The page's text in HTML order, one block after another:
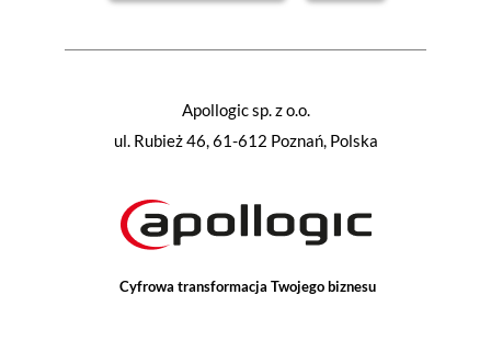
Cyfrowa transformacja Twojego biznesu
Apollogic sp. z o.o.
ul. Rubież 46, 61-612 Poznań, Polska